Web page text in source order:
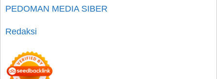
PEDOMAN MEDIA SIBER
Redaksi